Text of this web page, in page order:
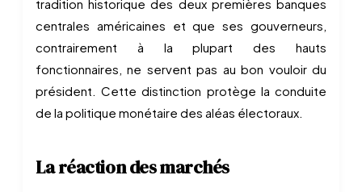
tradition historique des deux premières banques
centrales américaines et que ses gouverneurs,
contrairement à la plupart des hauts
fonctionnaires, ne servent pas au bon vouloir du
président. Cette distinction protège la conduite
de la politique monétaire des aléas électoraux.
La réaction des marchés